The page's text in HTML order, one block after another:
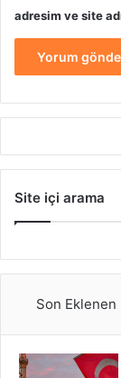
adresim ve site
Site içi arama
Son Eklenen